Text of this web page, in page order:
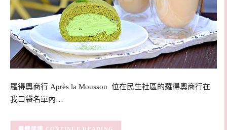
羅得奧商行 Après la Mousson 位在民生社區的羅得奧商行在
我口袋名單內…